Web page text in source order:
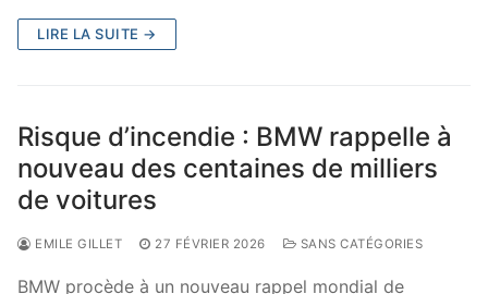
LIRE LA SUITE →
Risque d’incendie : BMW rappelle à
nouveau des centaines de milliers
de voitures
EMILE GILLET 27 FÉVRIER 2026 SANS CATÉGORIES
BMW procède à un nouveau rappel mondial de